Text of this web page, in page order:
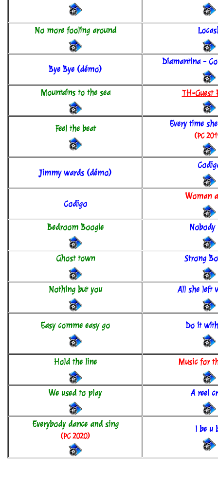
No more fooling around
Bye Bye (démo)
Diamantina -
Mountains to the sea TH-Guest
Feel the beat Every time
(PC
Jimmy wards (démo)
Codigo
Woman
Bedroom Boogie Nobody
Ghost town Strong
Nothing but you All she left
Easy comme easy go Do it
Hold the line Music for
We used to play A reel
Everybody dance and sing
(PC 2020)
I be u